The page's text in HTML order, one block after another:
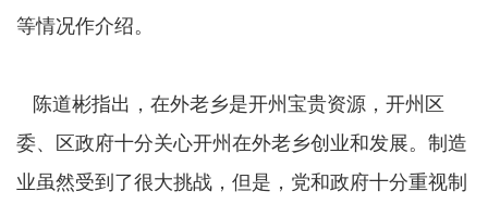
等情况作介绍。
陈道彬指出，在外老乡是开州宝贵资源，开州区
委、区政府十分关心开州在外老乡创业和发展。制造
业虽然受到了很大挑战，但是，党和政府十分重视制